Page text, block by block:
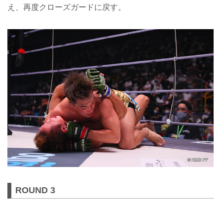
え、再度クローズガードに戻す。
ROUND 3